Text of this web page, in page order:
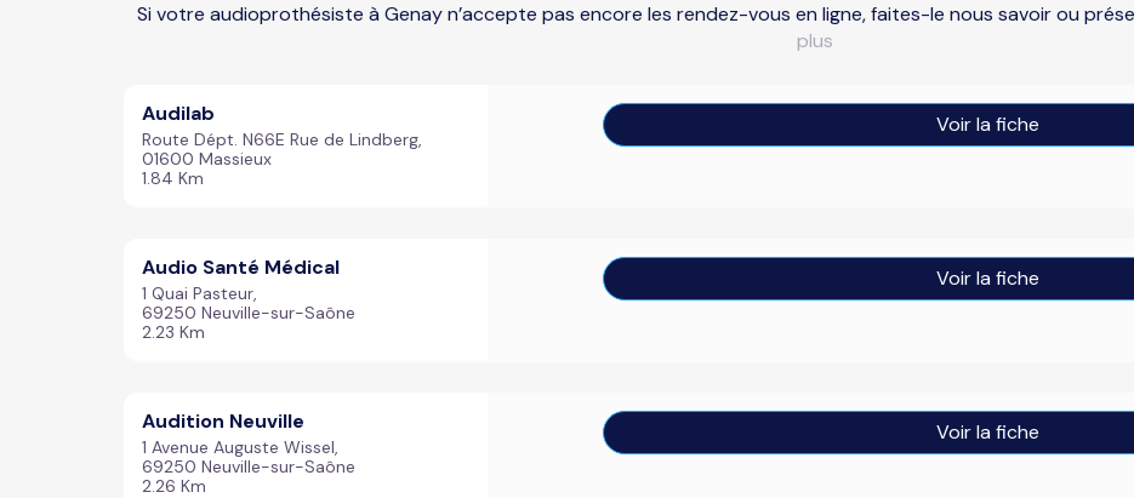
Si votre audioprothésiste à Genay n’accepte pas encore les rendez-vous en ligne, faites-le nous savoir ou
plus
Audilab
Route Dépt. N66E Rue de Lindberg,
01600 Massieux
1.84 Km
Voir la fiche
Audio Santé Médical
1 Quai Pasteur,
69250 Neuville-sur-Saône
2.23 Km
Voir la fiche
Audition Neuville
1 Avenue Auguste Wissel,
69250 Neuville-sur-Saône
2.26 Km
Voir la fiche